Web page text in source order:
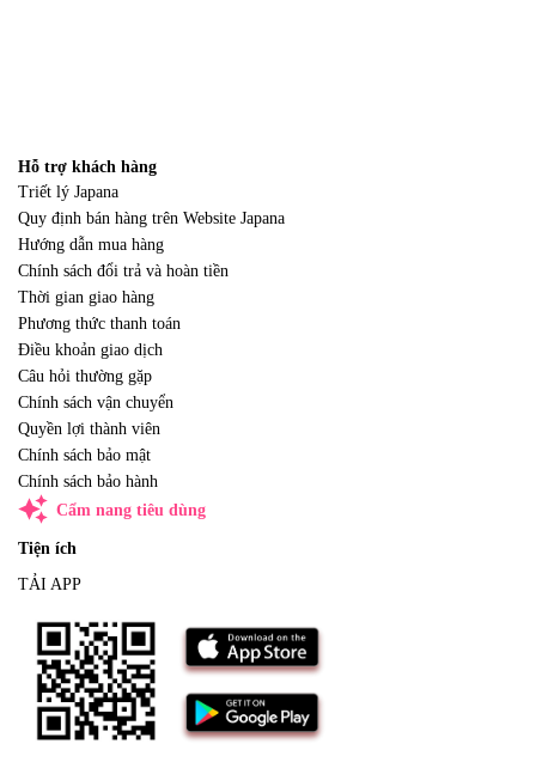
Hỗ trợ khách hàng
Triết lý Japana
Quy định bán hàng trên Website Japana
Hướng dẫn mua hàng
Chính sách đổi trả và hoàn tiền
Thời gian giao hàng
Phương thức thanh toán
Điều khoản giao dịch
Câu hỏi thường gặp
Chính sách vận chuyển
Quyền lợi thành viên
Chính sách bảo mật
Chính sách bảo hành
auto_awesome Cẩm nang tiêu dùng
Tiện ích
TẢI APP